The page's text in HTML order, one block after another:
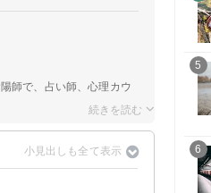
師で、占い師、心理カウ
5
6